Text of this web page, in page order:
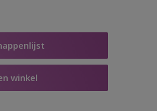
winkel